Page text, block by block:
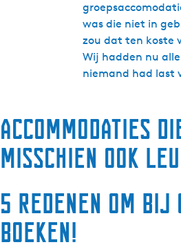
was die niet in
zou dat ten koste
Wij hadden nu
niemand had last
Accommodaties
misschien ook
5 redenen om bij
boeken!